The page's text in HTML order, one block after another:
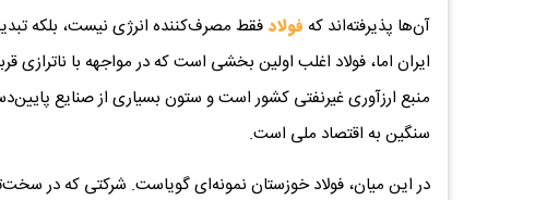
آن‌ها پذیرفته‌اند که فولاد فقط مصرف‌کننده انرژی نیست، بلکه
ایران اما، فولاد اغلب اولین بخشی است که در مواجهه با
منبع ارزآوری غیرنفتی کشور است و ستون بسیاری از صنایع
سنگین به اقتصاد ملی است.
در این میان، فولاد خوزستان نمونه‌ای گویاست. شرکتی که در